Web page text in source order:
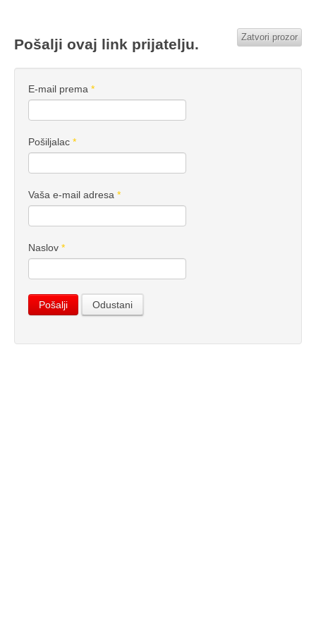
Pošalji ovaj link prijatelju. Zatvori prozor
E-mail prema *
Pošiljalac *
Vaša e-mail adresa *
Naslov *
Pošalji Odustani